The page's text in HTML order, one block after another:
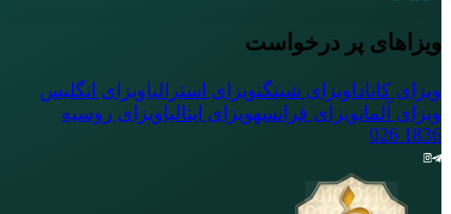
ویزاهای پر درخواست
ویزای کانادا ویزای شینگنویزای استرالیاویزای انگلیس
ویزای آلمانویزای فرانسهویزای ایتالیاویزای روسیه
1836